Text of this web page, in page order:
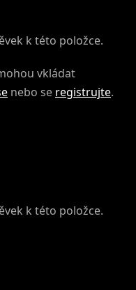
k této položce.
vkládat
nebo se registrujte.
k této položce.